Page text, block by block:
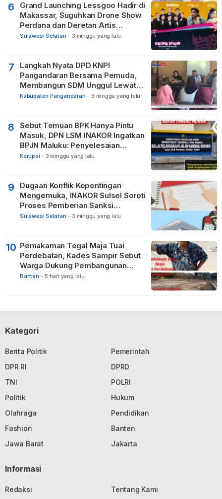
6
Grand Launching Lessgoo Hadir di
Makassar, Suguhkan Drone Show
Perdana dan Deretan Artis
Nasional
Sulawesi Selatan - 3 minggu yang lalu
7
Langkah Nyata DPD KNPI
Pangandaran Bersama Pemuda,
Membangun SDM Unggul Lewat
Pendidikan
Kabupaten Pangandaran - 3 minggu yang lalu
8
Sebut Temuan BPK Hanya Pintu
Masuk, DPN LSM INAKOR Ingatkan
BPJN Maluku: Penyelesaian
Administratif Tidak Menghapus
Pidana
Korupsi - 3 minggu yang lalu
9
Dugaan Konflik Kepentingan
Mengemuka, INAKOR Sulsel Soroti
Proses Pemberian Sanksi
terhadap ASN di Bone
Sulawesi Selatan - 3 minggu yang lalu
10 Pemakaman Tegal Maja Tuai
Perdebatan, Kades Sampir Sebut
Warga Dukung Pembangunan
TPBU karena Dinilai Bawa Manfaat
Banten - 5 hari yang lalu
Kategori
Berita Politik
Pemerintah
DPR RI
DPRD
TNI
POLRI
Politik
Hukum
Olahraga
Pendidikan
Fashion
Banten
Jawa Barat
Jakarta
Informasi
Redaksi Tentang Kami